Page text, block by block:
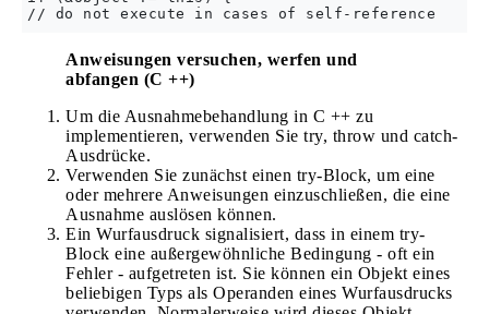
Anweisungen versuchen, werfen und
abfangen (C ++)
Um die Ausnahmebehandlung in C ++ zu
implementieren, verwenden Sie try, throw und catch-
Ausdrücke.
Verwenden Sie zunächst einen try-Block, um eine
oder mehrere Anweisungen einzuschließen, die eine
Ausnahme auslösen können.
Ein Wurfausdruck signalisiert, dass in einem try-
Block eine außergewöhnliche Bedingung - oft ein
Fehler - aufgetreten ist. Sie können ein Objekt eines
beliebigen Typs als Operanden eines Wurfausdrucks